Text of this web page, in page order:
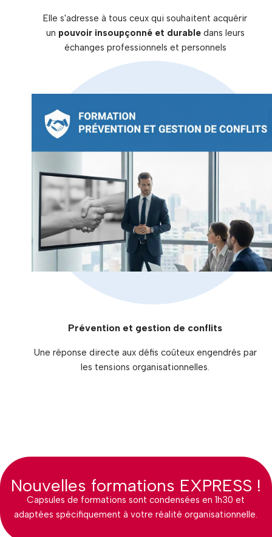
Elle s'adresse à tous ceux qui souhaitent acquérir
un pouvoir insoupçonné et durabledans leurs
échanges professionnels et personnels
Prévention et gestion de conflits
Une réponse directe aux défis coûteux engendrés par
les tensions organisationnelles.
Nouvelles formations EXPRESS !
Capsules de formations sont condensées en 1h30 et
adaptées spécifiquement à votre réalité organisationnelle.